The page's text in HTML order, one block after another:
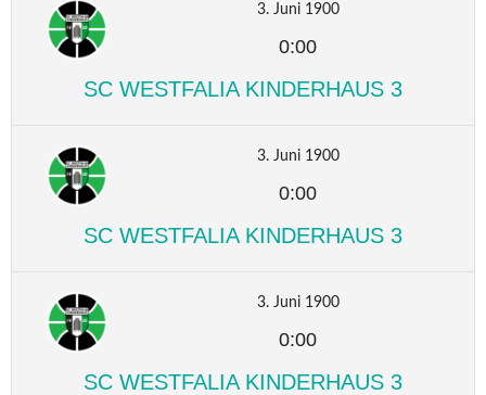
3. Juni 1900
0:00
SC WESTFALIA KINDERHAUS 3
3. Juni 1900
0:00
SC WESTFALIA KINDERHAUS 3
3. Juni 1900
0:00
SC WESTFALIA KINDERHAUS 3